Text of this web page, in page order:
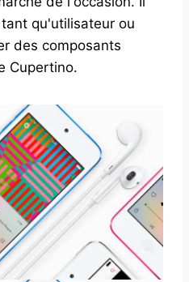
qu'utilisateur ou
des composants
Cupertino.